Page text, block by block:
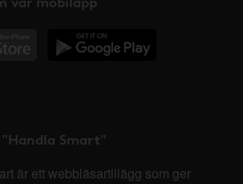
Smart"
är ett webbläsartillägg som ger